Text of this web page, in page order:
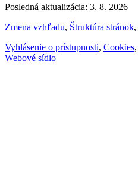
Posledná aktualizácia: 3. 8. 2026
Zmena vzhľadu, Štruktúra stránok,
Vyhlásenie o prístupnosti, Cookies,
Webové sídlo